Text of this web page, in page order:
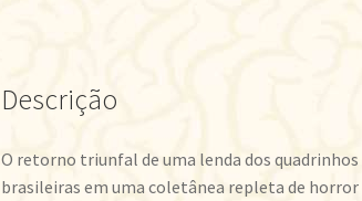
Descrição
O retorno triunfal de uma lenda dos
brasileiras em uma coletânea repleta de horror